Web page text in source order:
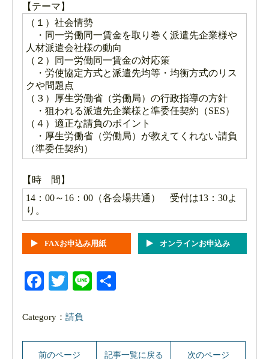
【テーマ】
（１）社会情勢
・同一労働同一賃金を取り巻く派遣先企業様や
人材派遣会社様の動向
（２）同一労働同一賃金の対応策
・労使協定方式と派遣先均等・均衡方式のリス
クや問題点
（３）厚生労働省（労働局）の行政指導の方針
・狙われる派遣先企業様と準委任契約（SES）
（４）適正な請負のポイント
・厚生労働省（労働局）が教えてくれない請負
（準委任契約）
【時 間】
14：00～16：00（各会場共通） 受付は13：30よ
り。
FAXお申込み用紙 オンラインお申込み
Facebook
Twitter
Line
Category：請負
前のページ 記事一覧に戻る 次のページ